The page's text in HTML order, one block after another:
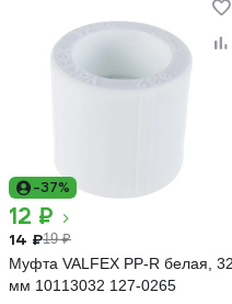
-37%
12 ₽
14 ₽19 ₽
Муфта VALFEX PP-R белая, 32
мм 10113032 127-0265